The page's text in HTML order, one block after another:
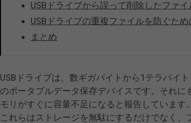
USBドライブから誤って削除したファ
USBドライブの重複ファイルを防ぐため
まとめ
USBドライブは、数ギガバイトから1テラバイ
のポータブルデータ保存デバイスです。それに
モリがすぐに容量不足になると報告しています
これらはストレージを無駄にするだけでなく、